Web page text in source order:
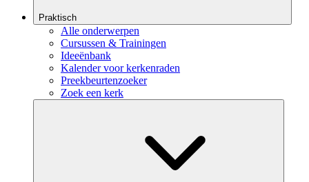
Praktisch
Alle onderwerpen
Cursussen & Trainingen
Ideeënbank
Kalender voor kerkenraden
Preekbeurtenzoeker
Zoek een kerk